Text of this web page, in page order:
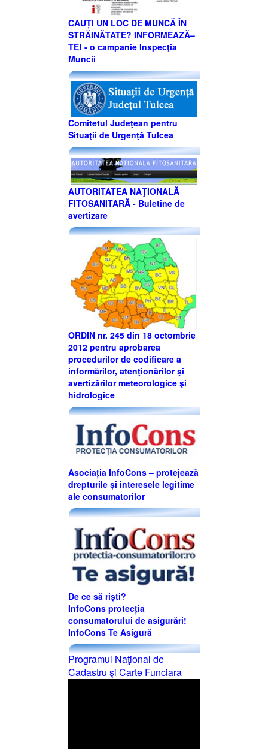
CAUȚI UN LOC DE MUNCĂ ÎN
STRĂINĂTATE? INFORMEAZĂ–
TE! - o campanie Inspecţia
Muncii
Comitetul Judeţean pentru
Situaţii de Urgenţă Tulcea
AUTORITATEA NAŢIONALĂ
FITOSANITARĂ - Buletine de
avertizare
ORDIN nr. 245 din 18 octombrie
2012 pentru aprobarea
procedurilor de codificare a
informărilor, atenţionărilor şi
avertizărilor meteorologice şi
hidrologice
Asociația InfoCons – protejează
drepturile și interesele legitime
ale consumatorilor
De ce să riști?
InfoCons protecția
consumatorului de asigurări!
InfoCons Te Asigură
Programul Naţional de
Cadastru şi Carte Funciara